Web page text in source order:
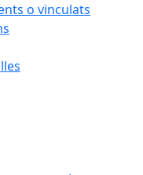
o vinculats